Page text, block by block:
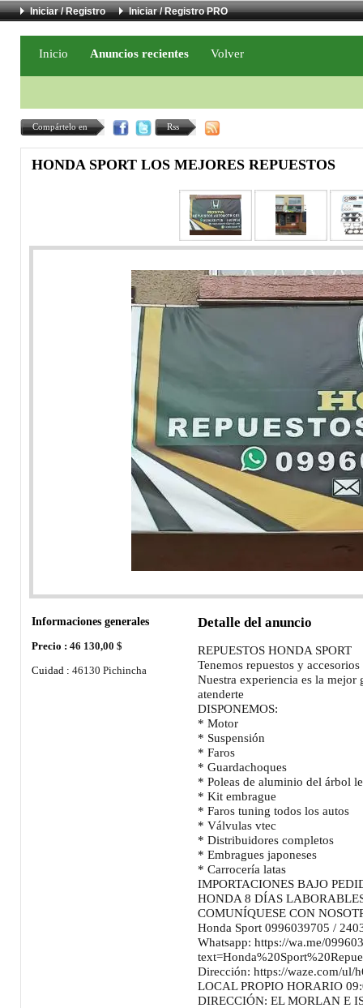
Iniciar / Registro Iniciar / Registro PRO
Inicio Anuncios recientes Volver
Compártelo en Rss
HONDA SPORT LOS MEJORES REPUESTOS
Informaciones generales
Precio : 46 130,00 $
Cuidad : 46130 Pichincha
Detalle del anuncio
REPUESTOS HONDA SPORT
Tenemos repuestos y
Nuestra experiencia es la mejor
atenderte
DISPONEMOS:
* Motor
* Suspensión
* Faros
* Guardachoques
* Poleas de aluminio del árbol
* Kit embrague
* Faros tuning todos los autos
* Válvulas vtec
* Distribuidores completos
* Embragues japoneses
* Carrocería latas
IMPORTACIONES BAJO
HONDA 8 DÍAS
COMUNÍQUESE CON
Honda Sport 0996039705 /
Whatsapp: https://wa.me/
Dirección: https://waze.com/ul/
LOCAL PROPIO HORARIO
DIRECCIÓN: EL MORLAN E